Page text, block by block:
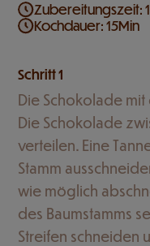
Zubereitungszeit:
Kochdauer: 15Min
Schritt 1
Die Schokolade mit
Die Schokolade
verteilen. Eine
Stamm
wie möglich
des Baumstamms
Streifen schneiden